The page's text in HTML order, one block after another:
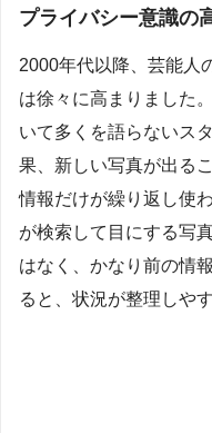
プライバシー意識の
2000年代以降、芸能人
は徐々に高まりました
いて多くを語らないス
果、新しい写真が出る
情報だけが繰り返し使
が検索して目にする写
はなく、かなり前の情
ると、状況が整理しや